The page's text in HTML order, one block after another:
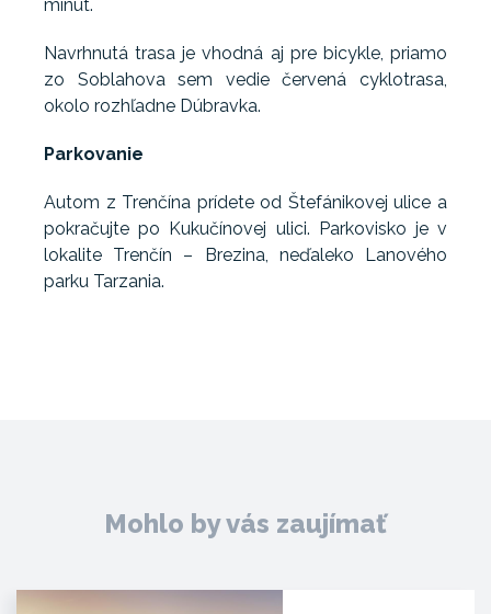
minút.
Navrhnutá trasa je vhodná aj pre bicykle, priamo
zo Soblahova sem vedie červená cyklotrasa,
okolo rozhľadne Dúbravka.
Parkovanie
Autom z Trenčína prídete od Štefánikovej ulice a
pokračujte po Kukučínovej ulici. Parkovisko je v
lokalite Trenčín – Brezina, neďaleko Lanového
parku Tarzania.
Mohlo by vás zaujímať